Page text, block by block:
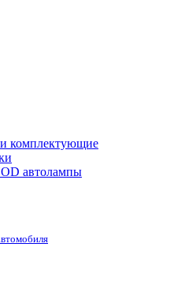
комплектующие
автолампы